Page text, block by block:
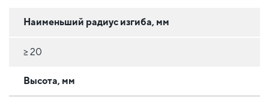
Наименьший радиус изгиба, мм
≥ 20
Высота, мм